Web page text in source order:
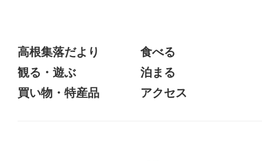
高根集落だより
食べる
観る・遊ぶ
泊まる
買い物・特産品
アクセス